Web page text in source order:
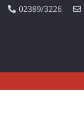
02389/3226